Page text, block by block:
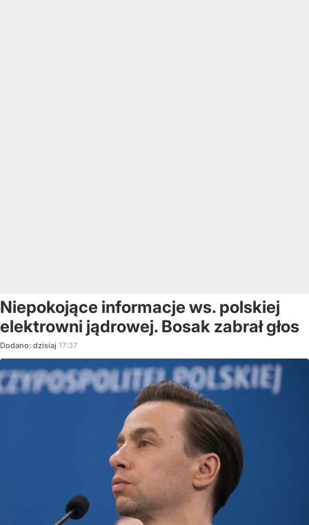
Niepokojące informacje ws. polskiej
elektrowni jądrowej. Bosak zabrał głos
Dodano: dzisiaj 17:37